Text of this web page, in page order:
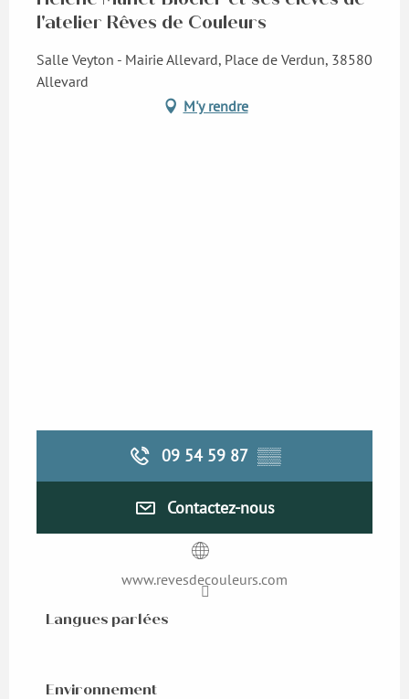
l'atelier Rêves de Couleurs
Salle Veyton - Mairie Allevard, Place de Verdun, 38580
Allevard
M'y rendre
09 54 59 87 ▒▒
Contactez-nous
www.revesdecouleurs.com
Langues parlées
Langues parlées
Environnement
Environnement